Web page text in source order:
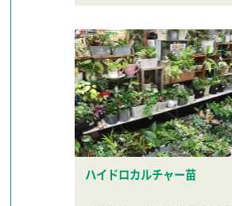
ハイドロカルチャー苗